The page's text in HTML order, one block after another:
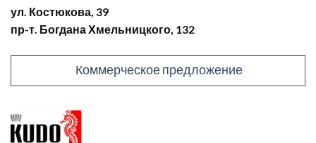
ул. Костюкова, 39
пр-т. Богдана Хмельницкого, 132
Коммерческое предложение